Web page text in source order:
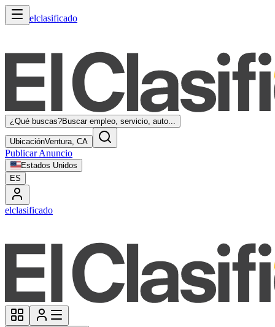
elclasificado
¿Qué buscas?Buscar empleo, servicio, auto...
UbicaciónVentura, CA
Publicar Anuncio
Estados Unidos
ES
elclasificado